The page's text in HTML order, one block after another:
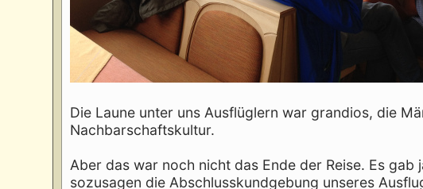
Die Laune unter uns Ausflüglern war grandios, die
Nachbarschaftskultur.
Aber das war noch nicht das Ende der Reise. Es gab
sozusagen die Abschlusskundgebung unseres